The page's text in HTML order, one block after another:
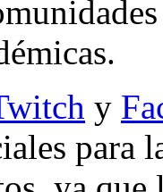
y
para